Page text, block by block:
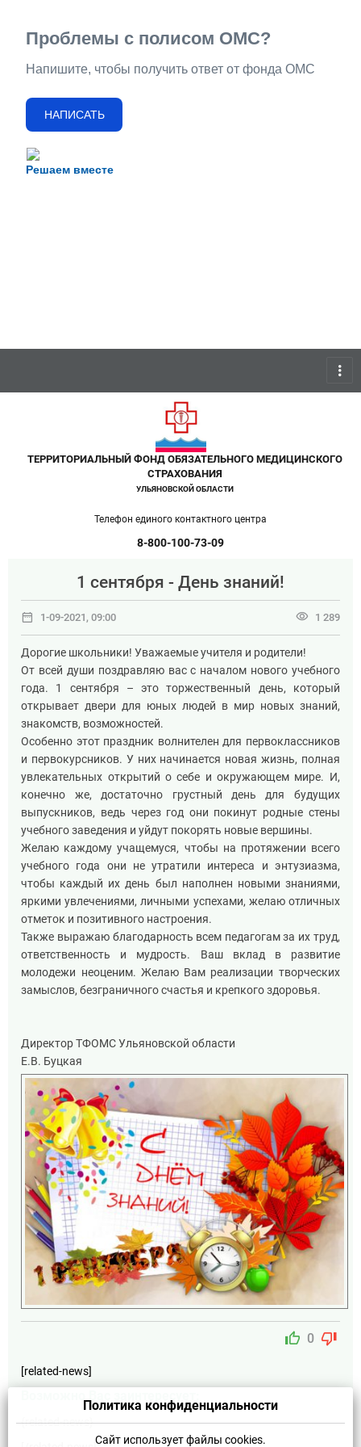
Решаем вместе
Проблемы с полисом ОМС?
Напишите, чтобы получить ответ от фонда ОМС
НАПИСАТЬ
more_vert
ТЕРРИТОРИАЛЬНЫЙ ФОНД ОБЯЗАТЕЛЬНОГО МЕДИЦИНСКОГО
СТРАХОВАНИЯ
УЛЬЯНОВСКОЙ ОБЛАСТИ
Телефон единого контактного центра
8-800-100-73-09
1 сентября - День знаний!
date_range 1-09-2021, 09:00 visibility 1 289
Дорогие школьники! Уважаемые учителя и родители!
От всей души поздравляю вас с началом нового учебного
года. 1 сентября – это торжественный день, который
открывает двери для юных людей в мир новых знаний,
знакомств, возможностей.
Особенно этот праздник волнителен для первоклассников
и первокурсников. У них начинается новая жизнь, полная
увлекательных открытий о себе и окружающем мире. И,
конечно же, достаточно грустный день для будущих
выпускников, ведь через год они покинут родные стены
учебного заведения и уйдут покорять новые вершины.
Желаю каждому учащемуся, чтобы на протяжении всего
учебного года они не утратили интереса и энтузиазма,
чтобы каждый их день был наполнен новыми знаниями,
яркими увлечениями, личными успехами, желаю отличных
отметок и позитивного настроения.
Также выражаю благодарность всем педагогам за их труд,
ответственность и мудрость. Ваш вклад в развитие
молодежи неоценим. Желаю Вам реализации творческих
замыслов, безграничного счастья и крепкого здоровья.
Директор ТФОМС Ульяновской области
Е.В. Буцкая
thumb_up 0 thumb_down
[related-news]
{related-news}
Политика конфиденциальности
Сайт использует файлы cookies.